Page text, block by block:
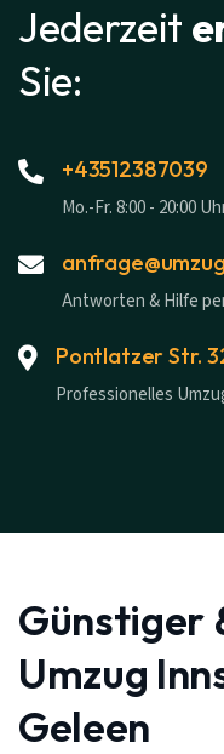
Jederzeit
Sie:
+43512387039
Mo.-Fr. 8:00 - 20:00
Antworten & Hilfe
Pontlatzer Str.
Professionelles
Günstiger
Umzug
Geleen